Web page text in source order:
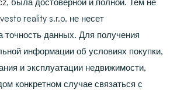
reality s.r.o. не несет
точность данных. Для получения
информации об условиях покупки,
и эксплуатации недвижимости,
конкретном случае связаться с